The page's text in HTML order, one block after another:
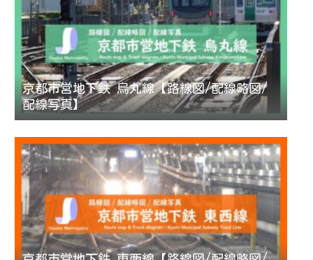
京都市営地下鉄 烏丸線【路線図/配線略図/
配線写真】